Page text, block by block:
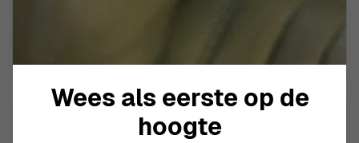
€ 169,00
Wees als eerste op de
hoogte